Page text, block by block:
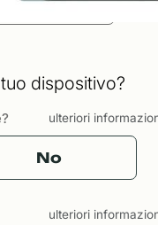
dispositivo?
ulteriori
No
ulteriori